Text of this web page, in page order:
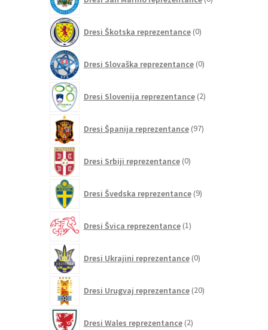
izdelkov
Dresi Škotska reprezentance 0izdelkov
Dresi Slovaška reprezentance 0izdelkov
Dresi Slovenija reprezentance 2izdelka
Dresi Španija reprezentance 97izdelkov
Dresi Srbiji reprezentance 0izdelkov
Dresi Švedska reprezentance 9izdelkov
Dresi Švica reprezentance 1izdelek
Dresi Ukrajini reprezentance 0izdelkov
Dresi Urugvaj reprezentance 20izdelkov
Dresi Wales reprezentance 2izdelka